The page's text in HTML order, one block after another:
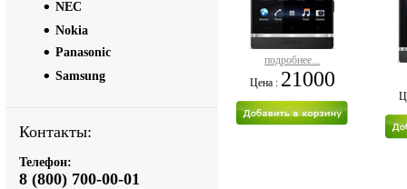
подробнее...
Цена : 21000
NEC
Nokia
Panasonic
Samsung
Контакты:
Телефон:
8 (800) 700-00-01